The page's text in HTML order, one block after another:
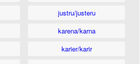
justru/justeru
karena/karna
karier/karir